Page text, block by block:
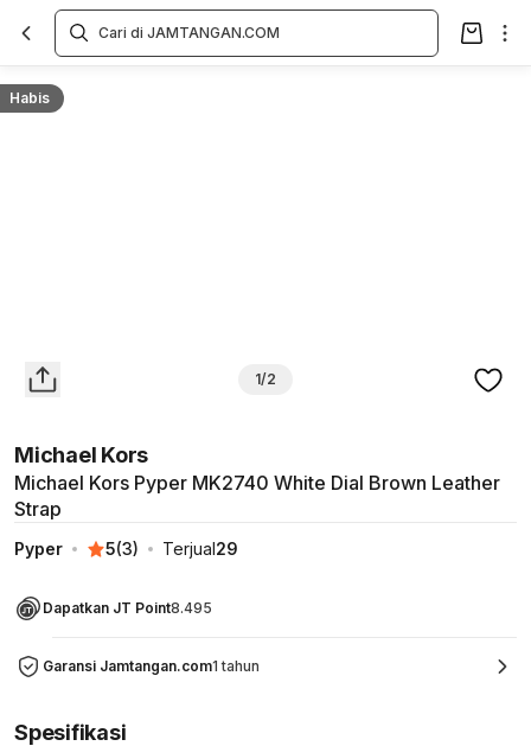
Habis
1/2
Michael Kors
Michael Kors Pyper MK2740 White Dial Brown Leather
Strap
Pyper 5(3) Terjual29
Dapatkan JT Point8.495
Garansi Jamtangan.com1 tahun
Overview
Spesifikasi